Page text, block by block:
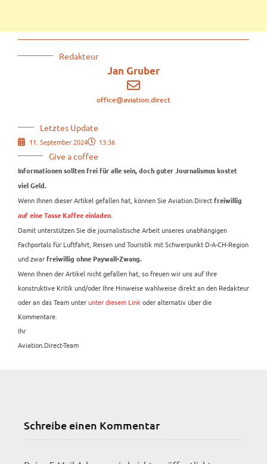
Redakteur
Jan Gruber
office@aviation.direct
Letztes Update
11. September 2024 13:36
Give a coffee
Informationen sollten frei für alle sein, doch guter Journalismus kostet
viel Geld.
Wenn Ihnen dieser Artikel gefallen hat, können Sie Aviation.Direct freiwillig
auf eine Tasse Kaffee einladen
Damit unterstützen Sie die journalistische Arbeit unseres unabhängigen
Fachportals für Luftfahrt, Reisen und Touristik mit Schwerpunkt D-A-CH-Region
und zwar freiwillig ohne Paywall-Zwang.
Wenn Ihnen der Artikel nicht gefallen hat, so freuen wir uns auf Ihre
konstruktive Kritik und/oder Ihre Hinweise wahlweise direkt an den Redakteur
oder an das Team unterunter diesem Link oder alternativ über die
Kommentare.
Ihr
Aviation.Direct-Team
Schreibe einen Kommentar